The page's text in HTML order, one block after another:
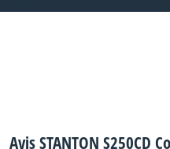
Avis STANTON S250CD